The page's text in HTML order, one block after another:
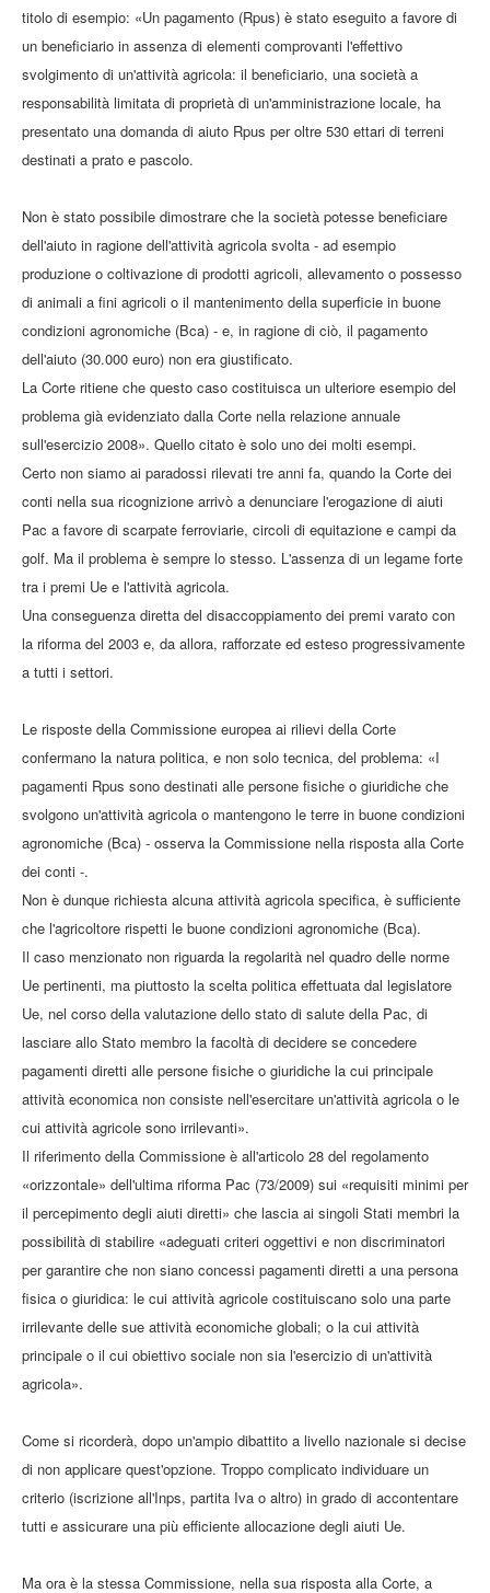
titolo di esempio: «Un pagamento (Rpus) è stato eseguito a favore di
un beneficiario in assenza di elementi comprovanti l'effettivo
svolgimento di un'attività agricola: il beneficiario, una società a
responsabilità limitata di proprietà di un'amministrazione locale, ha
presentato una domanda di aiuto Rpus per oltre 530 ettari di terreni
destinati a prato e pascolo.
Non è stato possibile dimostrare che la società potesse beneficiare
dell'aiuto in ragione dell'attività agricola svolta - ad esempio
produzione o coltivazione di prodotti agricoli, allevamento o possesso
di animali a fini agricoli o il mantenimento della superficie in buone
condizioni agronomiche (Bca) - e, in ragione di ciò, il pagamento
dell'aiuto (30.000 euro) non era giustificato.
La Corte ritiene che questo caso costituisca un ulteriore esempio del
problema già evidenziato dalla Corte nella relazione annuale
sull'esercizio 2008». Quello citato è solo uno dei molti esempi.
Certo non siamo ai paradossi rilevati tre anni fa, quando la Corte dei
conti nella sua ricognizione arrivò a denunciare l'erogazione di aiuti
Pac a favore di scarpate ferroviarie, circoli di equitazione e campi da
golf. Ma il problema è sempre lo stesso. L'assenza di un legame forte
tra i premi Ue e l'attività agricola.
Una conseguenza diretta del disaccoppiamento dei premi varato con
la riforma del 2003 e, da allora, rafforzate ed esteso progressivamente
a tutti i settori.
Le risposte della Commissione europea ai rilievi della Corte
confermano la natura politica, e non solo tecnica, del problema: «I
pagamenti Rpus sono destinati alle persone fisiche o giuridiche che
svolgono un'attività agricola o mantengono le terre in buone condizioni
agronomiche (Bca) - osserva la Commissione nella risposta alla Corte
dei conti -.
Non è dunque richiesta alcuna attività agricola specifica, è sufficiente
che l'agricoltore rispetti le buone condizioni agronomiche (Bca).
Il caso menzionato non riguarda la regolarità nel quadro delle norme
Ue pertinenti, ma piuttosto la scelta politica effettuata dal legislatore
Ue, nel corso della valutazione dello stato di salute della Pac, di
lasciare allo Stato membro la facoltà di decidere se concedere
pagamenti diretti alle persone fisiche o giuridiche la cui principale
attività economica non consiste nell'esercitare un'attività agricola o le
cui attività agricole sono irrilevanti».
Il riferimento della Commissione è all'articolo 28 del regolamento
«orizzontale» dell'ultima riforma Pac (73/2009) sui «requisiti minimi per
il percepimento degli aiuti diretti» che lascia ai singoli Stati membri la
possibilità di stabilire «adeguati criteri oggettivi e non discriminatori
per garantire che non siano concessi pagamenti diretti a una persona
fisica o giuridica: le cui attività agricole costituiscano solo una parte
irrilevante delle sue attività economiche globali; o la cui attività
principale o il cui obiettivo sociale non sia l'esercizio di un'attività
agricola».
Come si ricorderà, dopo un'ampio dibattito a livello nazionale si decise
di non applicare quest'opzione. Troppo complicato individuare un
criterio (iscrizione all'Inps, partita Iva o altro) in grado di accontentare
tutti e assicurare una più efficiente allocazione degli aiuti Ue.
Ma ora è la stessa Commissione, nella sua risposta alla Corte, a